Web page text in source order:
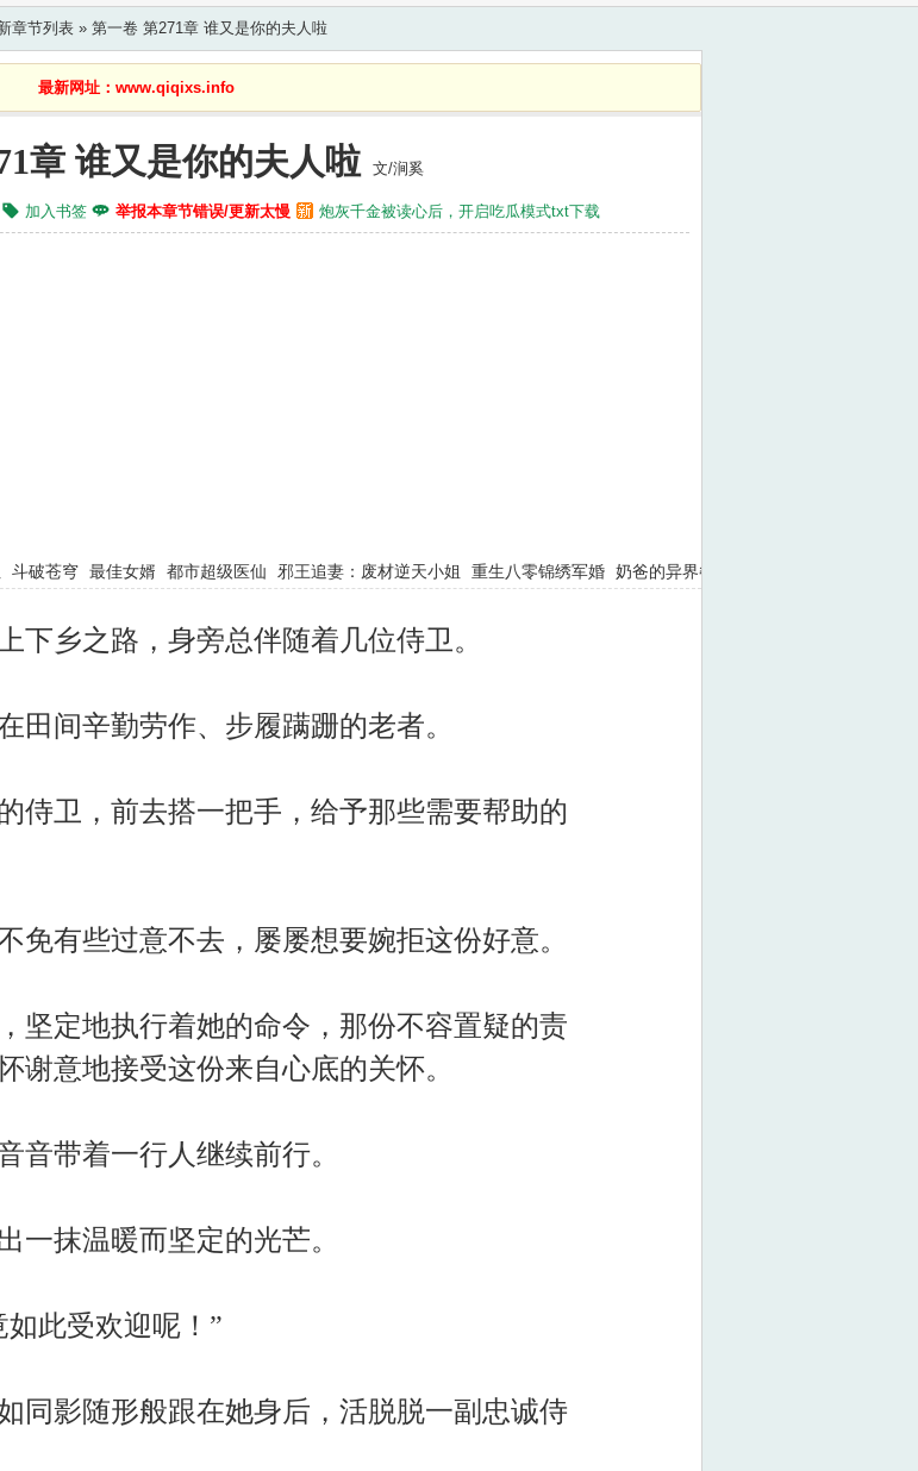
章节列表 » 第一卷 第271章 谁又是你的夫人啦
最新网址：www.qiqixs.info
章 谁又是你的夫人啦 文/涧奚
加入书签 举报本章节错误/更新太慢 炮灰千金被读心后，开启吃瓜模式txt下载
斗破苍穹 最佳女婿 都市超级医仙 邪王追妻：废材逆天小姐 重生八零锦绣军婚 奶爸的异界餐厅
乡之路，身旁总伴随着几位侍卫。
间辛勤劳作、步履蹒跚的老者。
侍卫，前去搭一把手，给予那些需要帮助的
有些过意不去，屡屡想要婉拒这份好意。
坚定地执行着她的命令，那份不容置疑的责
谢意地接受这份来自心底的关怀。
带着一行人继续前行。
抹温暖而坚定的光芒。
此受欢迎呢！”
同影随形般跟在她身后，活脱脱一副忠诚侍